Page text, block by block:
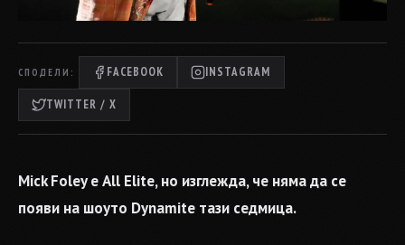
СПОДЕЛИ: FACEBOOK INSTAGRAM
TWITTER / X
Mick Foley е All Elite, но изглежда, че няма да се
появи на шоуто Dynamite тази седмица.